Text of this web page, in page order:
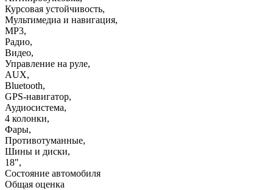
Курсовая устойчивость,
Мультимедиа и навигация,
MP3,
Радио,
Видео,
Управление на руле,
AUX,
Bluetooth,
GPS-навигатор,
Аудиосистема,
4 колонки,
Фары,
Противотуманные,
Шины и диски,
18",
Состояние автомобиля
Общая оценка